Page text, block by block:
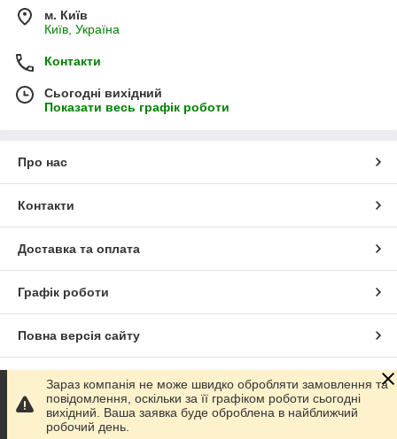
м. Київ
Київ, Україна
Контакти
Сьогодні вихідний
Показати весь графік роботи
Про нас
Контакти
Доставка та оплата
Графік роботи
Повна версія сайту
Сайт створено на маркетплейсі Prom.ua
Політика конфіденційності
Зараз компанія не може швидко обробляти замовлення та
повідомлення, оскільки за її графіком роботи сьогодні
вихідний. Ваша заявка буде оброблена в найближчий
робочий день.